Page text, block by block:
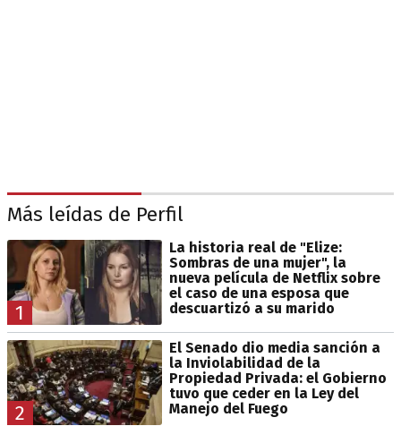
Más leídas de Perfil
1
La historia real de "Elize:
Sombras de una mujer", la
nueva película de Netflix sobre
el caso de una esposa que
descuartizó a su marido
2
El Senado dio media sanción a
la Inviolabilidad de la
Propiedad Privada: el Gobierno
tuvo que ceder en la Ley del
Manejo del Fuego